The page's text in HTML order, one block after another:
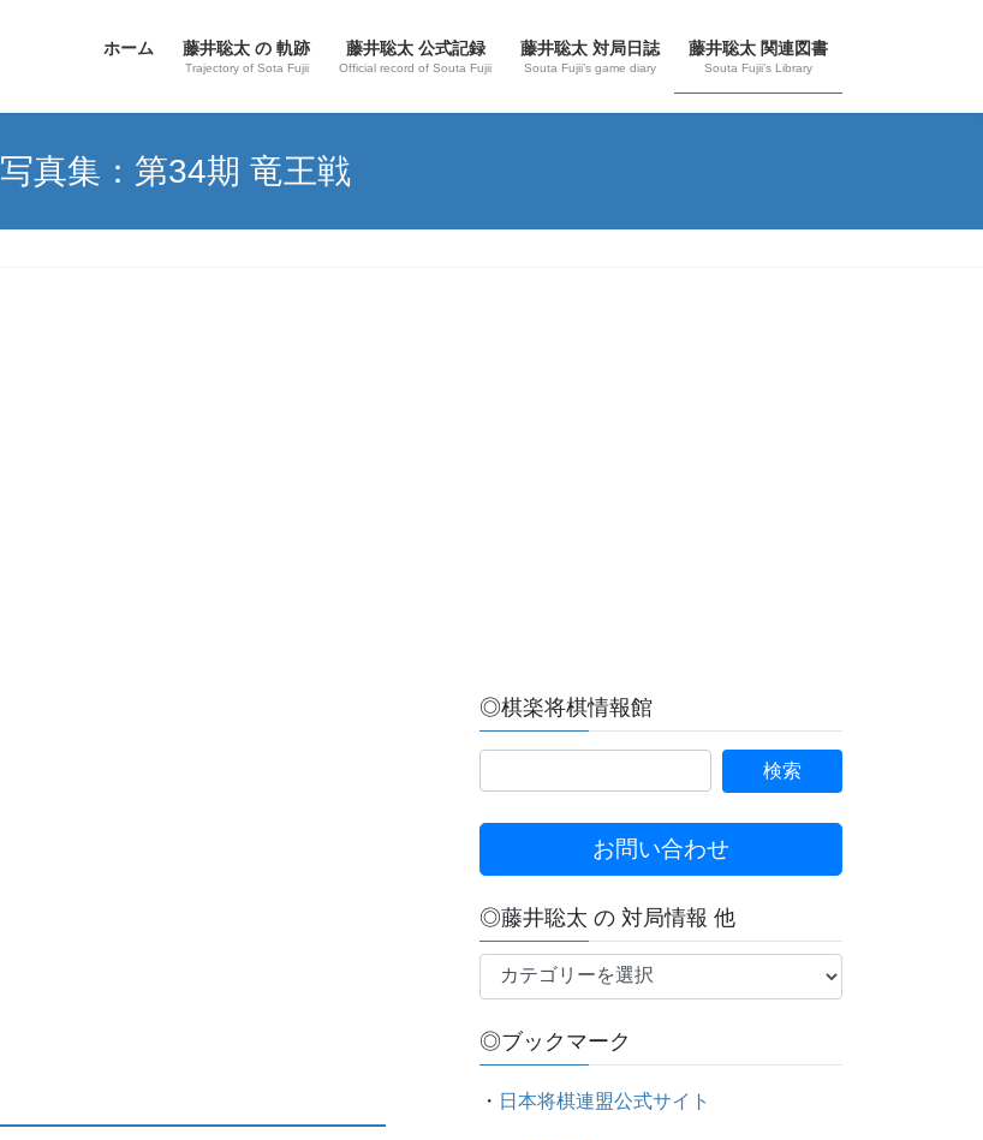
ホーム 藤井聡太 の 軌跡
Trajectory of Sota Fujii
藤井聡太 公式記録
Official record of Souta Fujii
藤井聡太 対局日誌
Souta Fujii’s game diary
藤井聡太 関連図書
Souta Fujii’s Library
写真集：第34期 竜王戦
◎棋楽将棋情報館
お問い合わせ
◎藤井聡太 の 対局情報 他
藤
聡
◎ブックマーク
・ 日本将棋連盟公式サイト